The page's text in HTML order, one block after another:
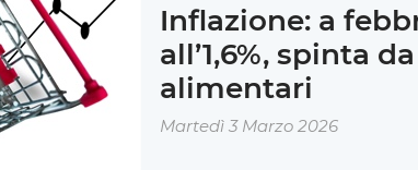
Inflazione: a
all’1,6%, spinta
alimentari
Martedì 3 Marzo 2026